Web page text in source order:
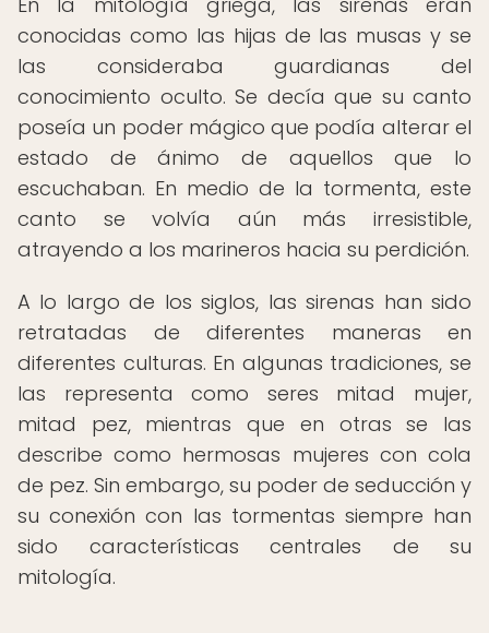
conocidas como las hijas de las musas y se
las consideraba guardianas del
conocimiento oculto. Se decía que su canto
poseía un poder mágico que podía alterar el
estado de ánimo de aquellos que lo
escuchaban. En medio de la tormenta, este
canto se volvía aún más irresistible,
atrayendo a los marineros hacia su perdición.
A lo largo de los siglos, las sirenas han sido
retratadas de diferentes maneras en
diferentes culturas. En algunas tradiciones, se
las representa como seres mitad mujer,
mitad pez, mientras que en otras se las
describe como hermosas mujeres con cola
de pez. Sin embargo, su poder de seducción y
su conexión con las tormentas siempre han
sido características centrales de su
mitología.